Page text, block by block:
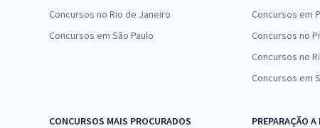
Concursos no Rio de Janeiro
Concursos em São Paulo
Concursos em
Concursos no
Concursos no
Concursos em
CONCURSOS MAIS PROCURADOS
PREPARAÇÃO